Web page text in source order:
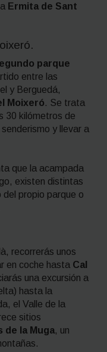
Ermita de Sant
parque
entre las
y Berguedá,
Moixeró. Se trata
30 kilómetros de
y llevar a
que la acampada
existen distintas
propio parque o
recorrerás unos
en coche hasta Cal
una excursión a
hasta la
el Valle de la
sitios
de la Muga, un